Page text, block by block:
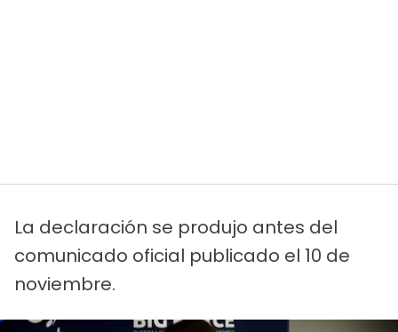
La declaración se produjo antes del
comunicado oficial publicado el 10 de
noviembre.